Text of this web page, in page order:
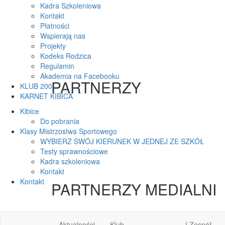
Kadra Szkoleniowa
Kontakt
Płatności
Wspierają nas
Projekty
Kodeks Rodzica
Regulamin
Akademia na Facebooku
KLUB 200
KARNET KIBICA
Kibice
Do pobrania
Klasy Mistrzostwa Sportowego
WYBIERZ SWÓJ KIERUNEK W JEDNEJ ZE SZKÓŁ
Testy sprawnościowe
Kadra szkoleniowa
Kontakt
Kontakt
PARTNERZY
PARTNERZY MEDIALNI